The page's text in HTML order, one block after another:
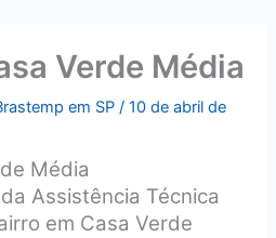
Verde Média
em SP /10 de abril de
Média
Assistência Técnica
em Casa Verde